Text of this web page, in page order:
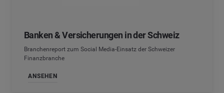
Banken & Versicherungen in der Schweiz
Branchenreport zum Social Media-Einsatz der Schweizer
Finanzbranche
ANSEHEN